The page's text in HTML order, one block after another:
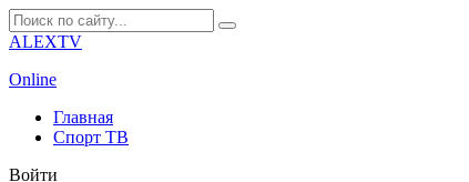
ALEXTV
Online
Главная
Спорт ТВ
Войти